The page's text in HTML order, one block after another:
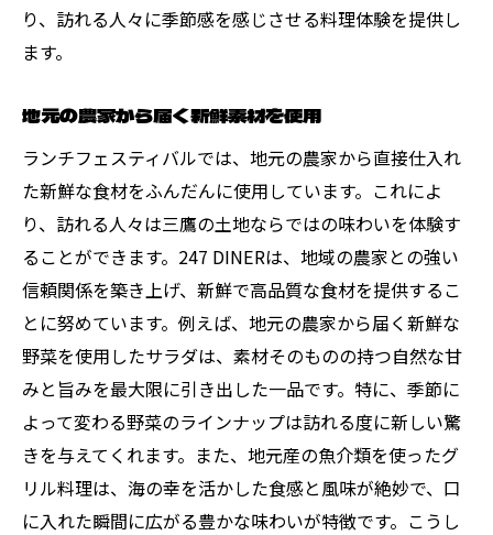
り、訪れる人々に季節感を感じさせる料理体験を提供し
ます。
地元の農家から届く新鮮素材を使用
ランチフェスティバルでは、地元の農家から直接仕入れ
た新鮮な食材をふんだんに使用しています。これによ
り、訪れる人々は三鷹の土地ならではの味わいを体験す
ることができます。247 DINERは、地域の農家との強い
信頼関係を築き上げ、新鮮で高品質な食材を提供するこ
とに努めています。例えば、地元の農家から届く新鮮な
野菜を使用したサラダは、素材そのものの持つ自然な甘
みと旨みを最大限に引き出した一品です。特に、季節に
よって変わる野菜のラインナップは訪れる度に新しい驚
きを与えてくれます。また、地元産の魚介類を使ったグ
リル料理は、海の幸を活かした食感と風味が絶妙で、口
に入れた瞬間に広がる豊かな味わいが特徴です。こうし